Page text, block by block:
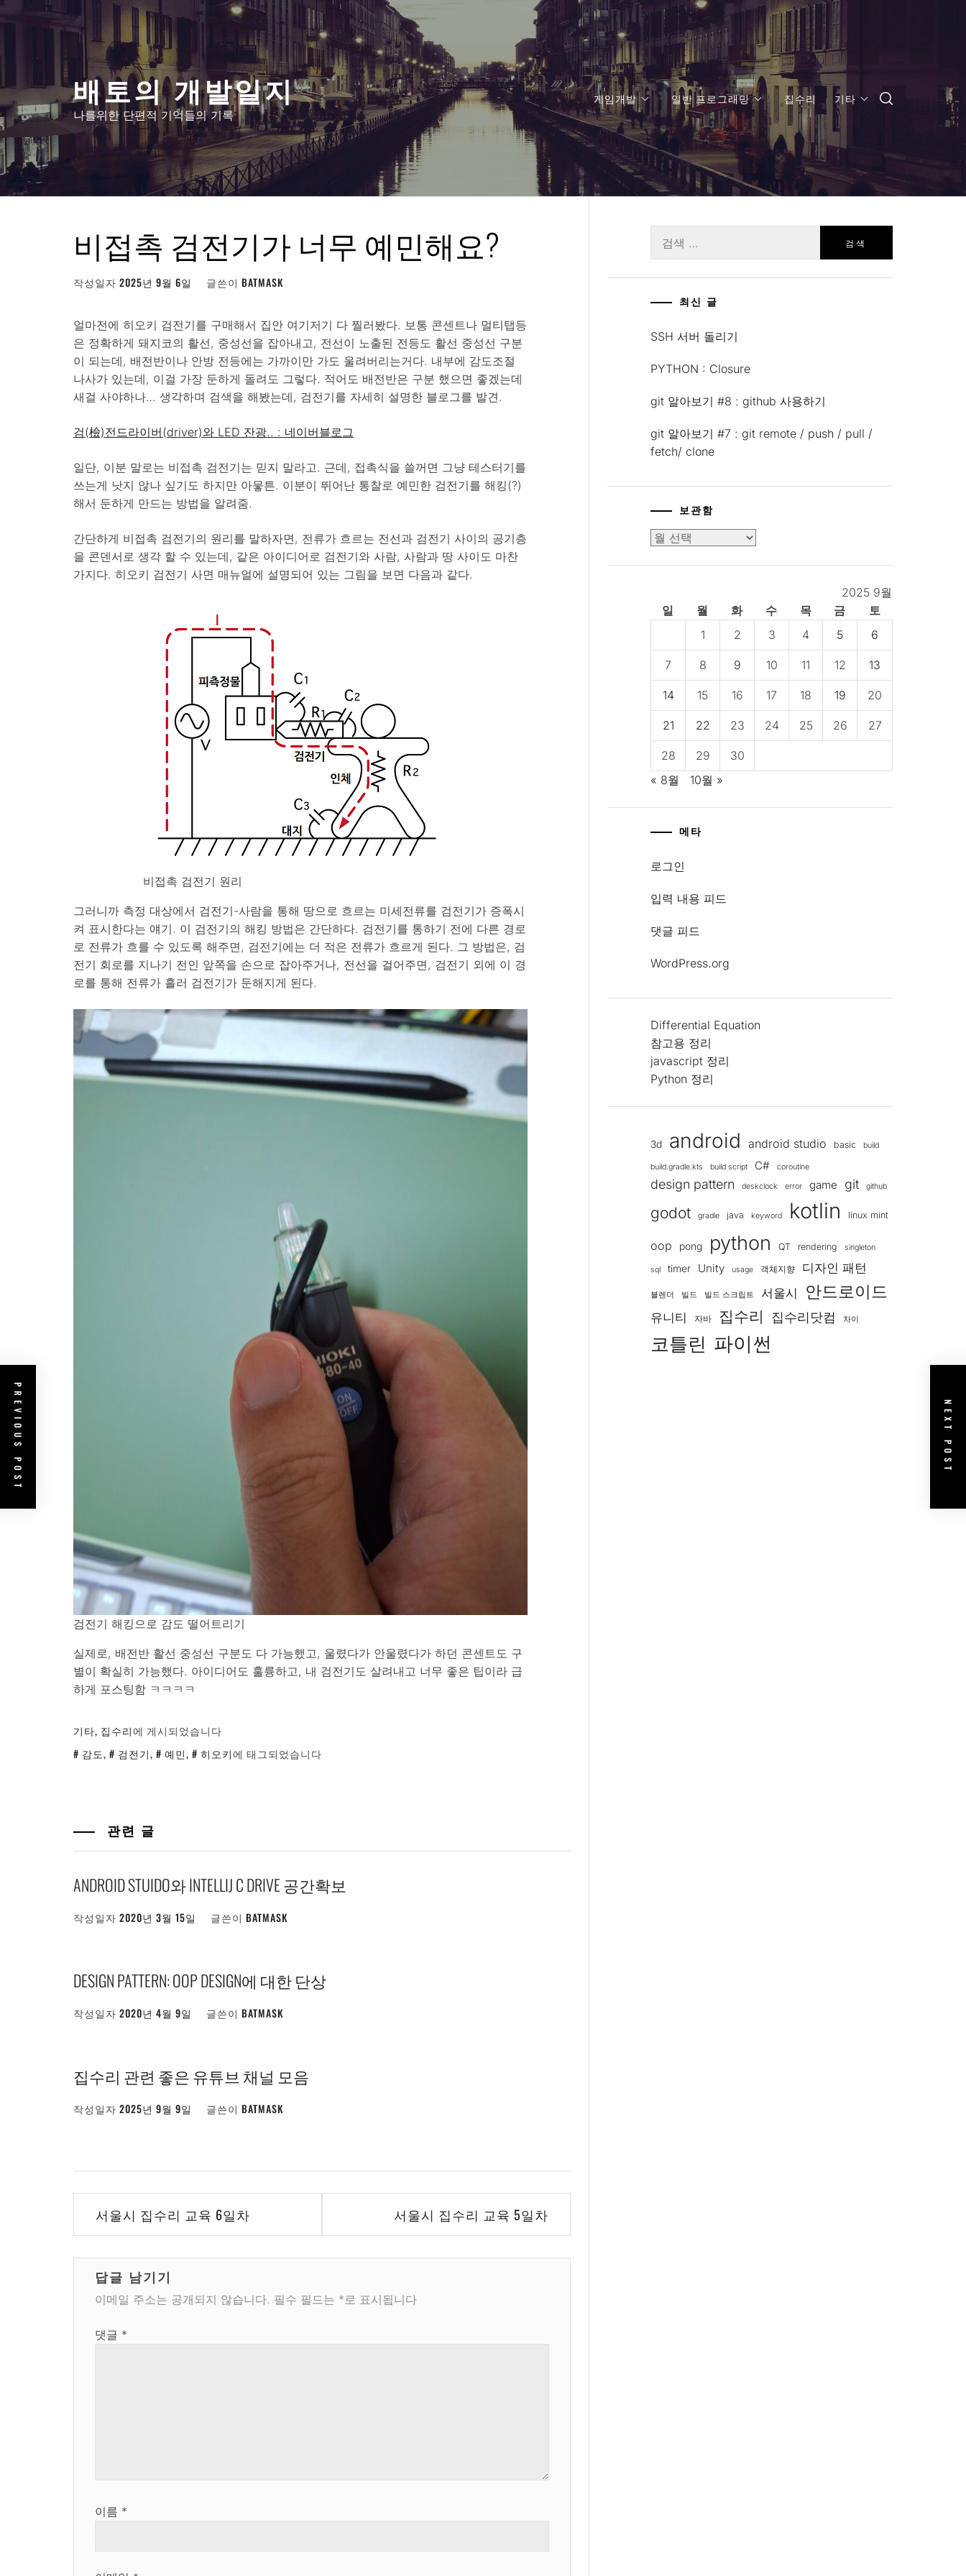
텐
뛰
기
배토의 개발일지
나를위한 단편적 기억들의 기록
게임개발 일반 프로그래밍 집수리 기타
비접촉 검전기가 너무 예민해요?
작성일자 2025년 9월 6일 글쓴이 BATMASK
얼마전에 히오키 검전기를 구매해서 집안 여기저기 다 찔러봤다. 보통 콘센트나 멀티탭등
은 정확하게 돼지코의 활선, 중성선을 잡아내고, 전선이 노출된 전등도 활선 중성선 구분
이 되는데, 배전반이나 안방 전등에는 가까이만 가도 울려버리는거다. 내부에 감도조절
나사가 있는데, 이걸 가장 둔하게 돌려도 그렇다. 적어도 배전반은 구분 했으면 좋겠는데
새걸 사야하나… 생각하며 검색을 해봤는데, 검전기를 자세히 설명한 블로그를 발견.
검(檢)전드라이버(driver)와 LED 잔광.. : 네이버블로그
일단, 이분 말로는 비접촉 검전기는 믿지 말라고. 근데, 접촉식을 쓸꺼면 그냥 테스터기를
쓰는게 낫지 않나 싶기도 하지만 아뭏튼. 이분이 뛰어난 통찰로 예민한 검전기를 해킹(?)
해서 둔하게 만드는 방법을 알려줌.
간단하게 비접촉 검전기의 원리를 말하자면, 전류가 흐르는 전선과 검전기 사이의 공기층
을 콘덴서로 생각 할 수 있는데, 같은 아이디어로 검전기와 사람, 사람과 땅 사이도 마찬
가지다. 히오키 검전기 사면 매뉴얼에 설명되어 있는 그림을 보면 다음과 같다.
비접촉 검전기 원리
그러니까 측정 대상에서 검전기-사람을 통해 땅으로 흐르는 미세전류를 검전기가 증폭시
켜 표시한다는 얘기. 이 검전기의 해킹 방법은 간단하다. 검전기를 통하기 전에 다른 경로
로 전류가 흐를 수 있도록 해주면, 검전기에는 더 적은 전류가 흐르게 된다. 그 방법은, 검
전기 회로를 지나기 전인 앞쪽을 손으로 잡아주거나, 전선을 걸어주면, 검전기 외에 이 경
로를 통해 전류가 흘러 검전기가 둔해지게 된다.
검전기 해킹으로 감도 떨어트리기
실제로, 배전반 활선 중성선 구분도 다 가능했고, 울렸다가 안울렸다가 하던 콘센트도 구
별이 확실히 가능했다. 아이디어도 훌륭하고, 내 검전기도 살려내고 너무 좋은 팁이라 급
하게 포스팅함 ㅋㅋㅋㅋ
기타, 집수리에 게시되었습니다
감도, 검전기, 예민, 히오키에 태그되었습니다
PREVIOUS POST NEXT POST
관련 글
ANDROID STUIDO와 INTELLIJ C DRIVE 공간확보
작성일자 2020년 3월 15일 글쓴이 BATMASK
DESIGN PATTERN: OOP DESIGN에 대한 단상
작성일자 2020년 4월 9일 글쓴이 BATMASK
집수리 관련 좋은 유튜브 채널 모음
작성일자 2025년 9월 9일 글쓴이 BATMASK
탐
색
서울시 집수리 교육 6일차 서울시 집수리 교육 5일차
답글 남기기
이메일 주소는 공개되지 않습니다. 필수 필드는 *로 표시됩니다
댓글 *
이름 *
색:
최신 글
SSH 서버 돌리기
PYTHON : Closure
git 알아보기 #8 : github 사용하기
git 알아보기 #7 : git remote / push / pull /
fetch/ clone
보관함
보
2025 9월
일
월 화 수 목 금
토
1
2 3 4 5 6
7 8 9 10 11 12 13
14 15 16 17 18 19 20
21 22 23 24 25 26 27
28 29
30
« 8월
10월 »
메타
로그인
입력 내용 피드
댓글 피드
WordPress.org
Differential Equation
참고용 정리
javascript 정리
Python 정리
3d android android studio basic build
build.gradle.kts build script C# coroutine
design pattern deskclock error game git github
godot gradle java keyword kotlin linux mint
oop pong python QT rendering singleton
sql timer Unity usage 객체지향 디자인 패턴
블렌더 빌드 빌드 스크립트 서울시 안드로이드
유니티 자바 집수리 집수리닷컴 차이
코틀린 파이썬